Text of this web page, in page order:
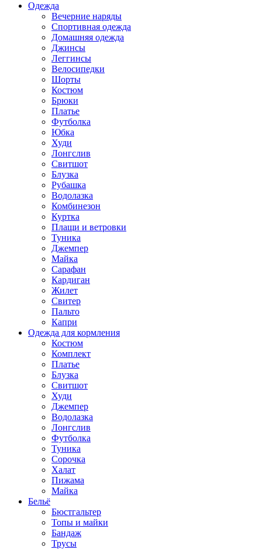
Одежда
Вечерние наряды
Спортивная одежда
Домашняя одежда
Джинсы
Леггинсы
Велосипедки
Шорты
Костюм
Брюки
Платье
Футболка
Юбка
Худи
Лонгслив
Свитшот
Блузка
Рубашка
Водолазка
Комбинезон
Куртка
Плащи и ветровки
Туника
Джемпер
Майка
Сарафан
Кардиган
Жилет
Свитер
Пальто
Капри
Одежда для кормления
Костюм
Комплект
Платье
Блузка
Свитшот
Худи
Джемпер
Водолазка
Лонгслив
Футболка
Туника
Сорочка
Халат
Пижама
Майка
Бельё
Бюстгальтер
Топы и майки
Бандаж
Трусы